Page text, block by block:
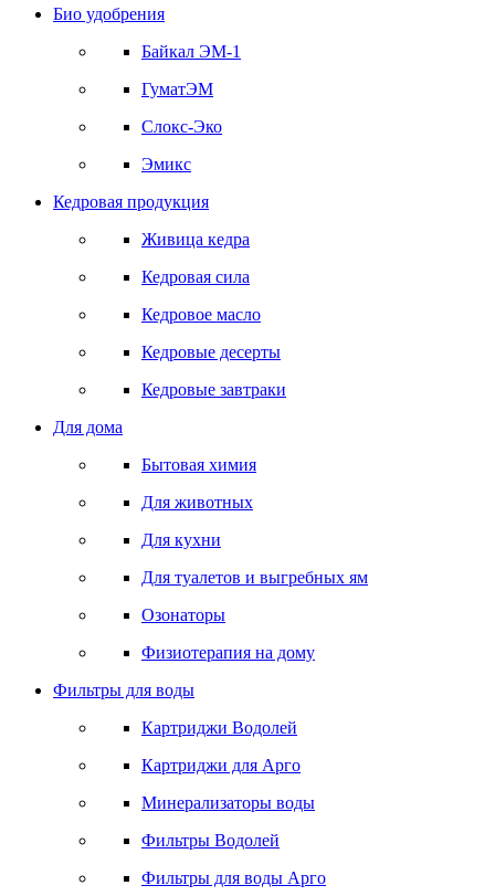
Био удобрения
Байкал ЭМ-1
ГуматЭМ
Слокс-Эко
Эмикс
Кедровая продукция
Живица кедра
Кедровая сила
Кедровое масло
Кедровые десерты
Кедровые завтраки
Для дома
Бытовая химия
Для животных
Для кухни
Для туалетов и выгребных ям
Озонаторы
Физиотерапия на дому
Фильтры для воды
Картриджи Водолей
Картриджи для Арго
Минерализаторы воды
Фильтры Водолей
Фильтры для воды Арго